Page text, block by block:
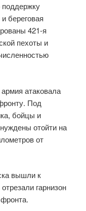
поддержку
береговая
421-я
пехоты и
атаковала
Под
бойцы и
отойти на
от
вышли к
гарнизон